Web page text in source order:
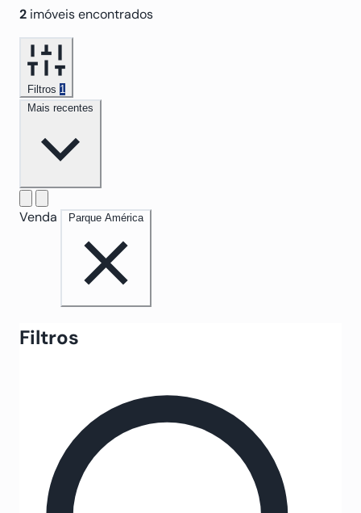
2 imóveis encontrados
Filtros 1
Mais recentes
Venda Parque América
Filtros